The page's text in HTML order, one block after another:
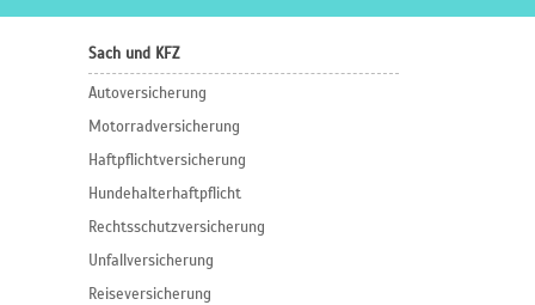
Sach und KFZ
Autoversicherung
Motorradversicherung
Haftpflichtversicherung
Hundehalterhaftpflicht
Rechtsschutzversicherung
Unfallversicherung
Reiseversicherung